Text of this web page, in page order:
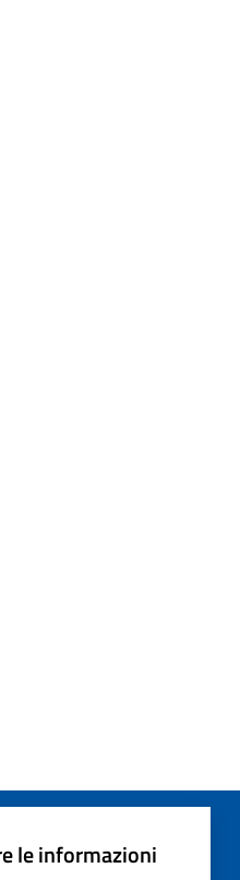
le informazioni